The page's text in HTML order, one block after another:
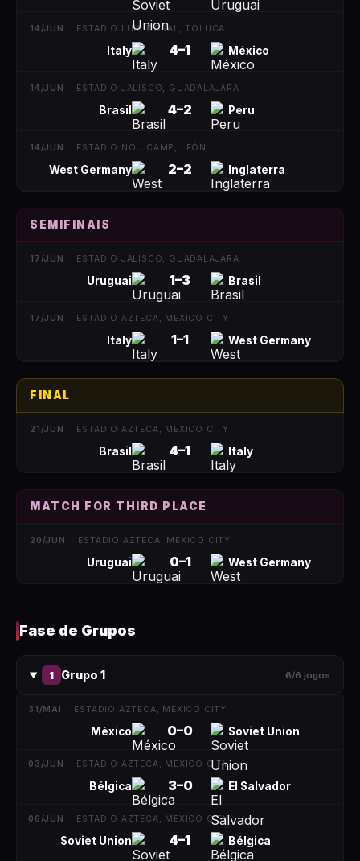
14/JUN · ESTADIO LUIS DOSAL, TOLUCA
Italy 4–1 México
14/JUN · ESTADIO JALISCO, GUADALAJARA
Brasil 4–2 Peru
14/JUN · ESTADIO NOU CAMP, LEÓN
West Germany 2–2 Inglaterra
SEMIFINAIS
17/JUN · ESTADIO JALISCO, GUADALAJARA
Uruguai 1–3 Brasil
17/JUN · ESTADIO AZTECA, MEXICO CITY
Italy 1–1 West Germany
FINAL
21/JUN · ESTADIO AZTECA, MEXICO CITY
Brasil 4–1 Italy
MATCH FOR THIRD PLACE
20/JUN · ESTADIO AZTECA, MEXICO CITY
Uruguai 0–1 West Germany
Fase de Grupos
1 Grupo 1 6/6 jogos
31/MAI · ESTADIO AZTECA, MEXICO CITY
México 0–0 Soviet Union
03/JUN · ESTADIO AZTECA, MEXICO CITY
Bélgica 3–0 El Salvador
06/JUN · ESTADIO AZTECA, MEXICO CITY
Soviet Union 4–1 Bélgica